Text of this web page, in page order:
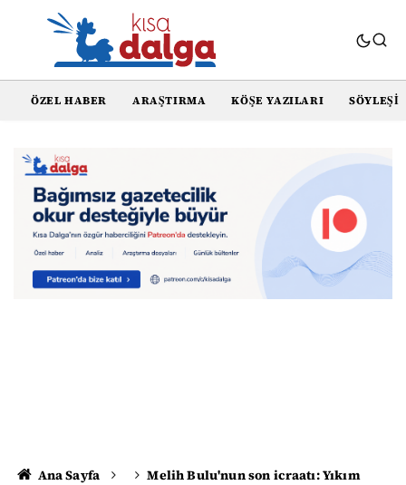
ÖZEL HABER ARAŞTIRMA KÖŞE YAZILARI SÖYLEŞI
Ana Sayfa
Melih Bulu'nun son icraatı: Yıkım